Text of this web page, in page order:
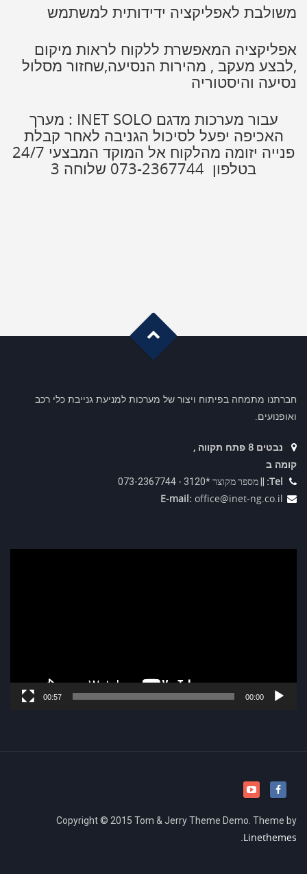
משולבת לאפליקציה ידידותית למשתמש
אפליקציה המאפשרת ללקוח לראות מיקום
,לבצע מעקב , מהירות הנסיעה,שחזור מסלול
נסיעה והיסטוריה
עבור מערכות מדגם INET SOLO : מערך
האכיפה יפעל לסיכול הגניבה לאחר קבלת
פנייה יזומה מהלקוח אל המוקד המבצעי 24/7
בטלפון 073-2367744 שלוחה 3
חברתנו מתמחה בפיתוח ויצור של מערכות למניעת גנייבת כלי רכב
ואופנועים.
נבטים 8 פתח תקווה ,
קומה ב
Tel:
|| מספר מקוצר *3120 - 073-2367744
E-mail: office@inet-ng.co.il
00:00
00:57
G
o
t
o
T
o
p
Copyright © 2015 Tom & Jerry Theme Demo. Theme by
Linethemes.